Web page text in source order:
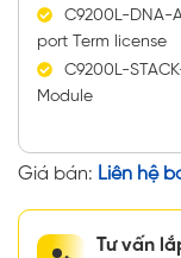
C9200L-DNA-
port Term license
C9200L-
Module
Giá bán: Liên hệ
Tư vấn